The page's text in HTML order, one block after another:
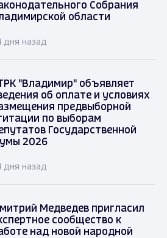
Собрания
области
дня назад
"Владимир" объявляет
об оплате и условиях
предвыборной
по выборам
Государственной
2026
дня назад
Медведев пригласил
сообщество к
над новой народной